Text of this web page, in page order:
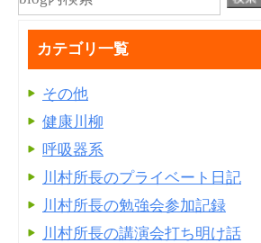
カテゴリ一覧
その他
健康川柳
呼吸器系
川村所長のプライベート日記
川村所長の勉強会参加記録
川村所長の講演会打ち明け話